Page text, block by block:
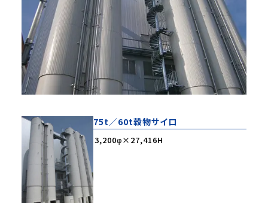
75t／60t穀物サイロ
3,200φ×27,416H